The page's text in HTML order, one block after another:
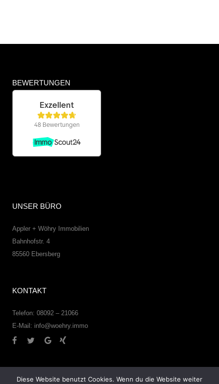
BEWERTUNGEN
UNSER BÜRO
Appler + Wöhry Immobilien
Bahnhofstr. 4
85560 Ebersberg
KONTAKT
Telefon: 08092 – 21066
E-Mail: info@woehry.immo
Diese Website benutzt Cookies. Wenn du die Website weiter